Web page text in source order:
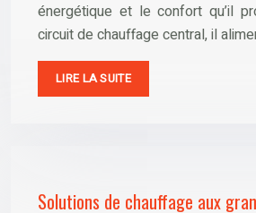
énergétique et le confort qu’il
circuit de chauffage central, il
LIRE LA SUITE
Solutions de chauffage aux